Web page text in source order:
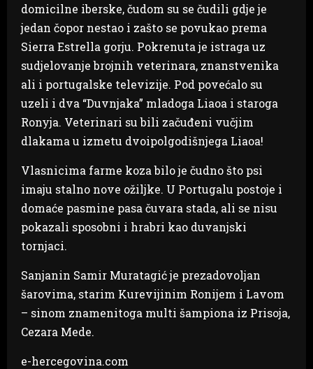
domicilne iberske, čudom su se čudili gdje je
jedan čopor nestao i zašto se povukao prema
Sierra Estrella gorju. Pokrenuta je istraga uz
sudjelovanje brojnih veterinara, znanstvenika
ali i portugalske televizije. Pod povećalo su
uzeli i dva “Duvnjaka” mladoga Liaoa i staroga
Ronyja. Veterinari su bili začuđeni vučjim
dlakama u izmetu dvoipolgodišnjega Liaoa!
Vlasnicima farme koza bilo je čudno što psi
imaju stalno nove ožiljke. U Portugalu postoje i
domaće pasmine pasa čuvara stada, ali se nisu
pokazali sposobni i hrabri kao duvanjski
tornjaci.
Sanjanin Samir Muratagić je prezadovoljan
šarovima, starim Kurevijinim Ronijem i Lavom
– sinom znamenitoga multi šampiona iz Prisoja,
Cezara Mede.
e-hercegovina.com